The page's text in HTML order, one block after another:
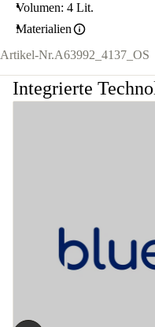
Volumen: 4 Lit.
Materialien
Artikel-Nr.A63992_4137_OS
Integrierte